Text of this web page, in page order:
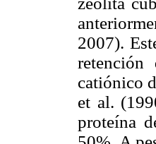
2007).
retención
catiónico
et al.
proteína